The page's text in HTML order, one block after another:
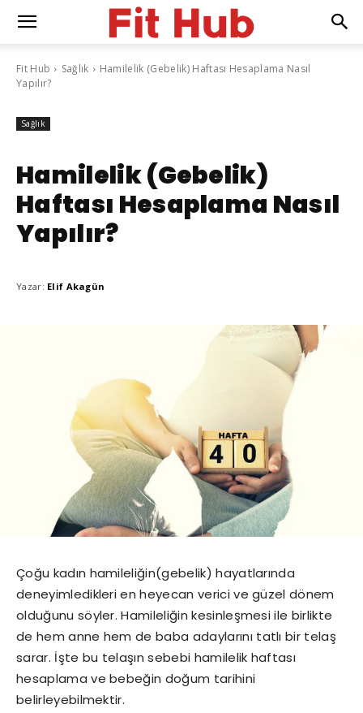
Fit Hub Sağlık
Hamilelik (Gebelik) Haftası Hesaplama Nasıl
Yapılır?
Sağlık
Hamilelik (Gebelik)
Haftası Hesaplama Nasıl
Yapılır?
Yazar: Elif Akagün
Çoğu kadın hamileliğin(gebelik) hayatlarında
deneyimledikleri en heyecan verici ve güzel dönem
olduğunu söyler. Hamileliğin kesinleşmesi ile birlikte
de hem anne hem de baba adaylarını tatlı bir telaş
sarar. İşte bu telaşın sebebi hamilelik haftası
hesaplama ve bebeğin doğum tarihini
belirleyebilmektir.